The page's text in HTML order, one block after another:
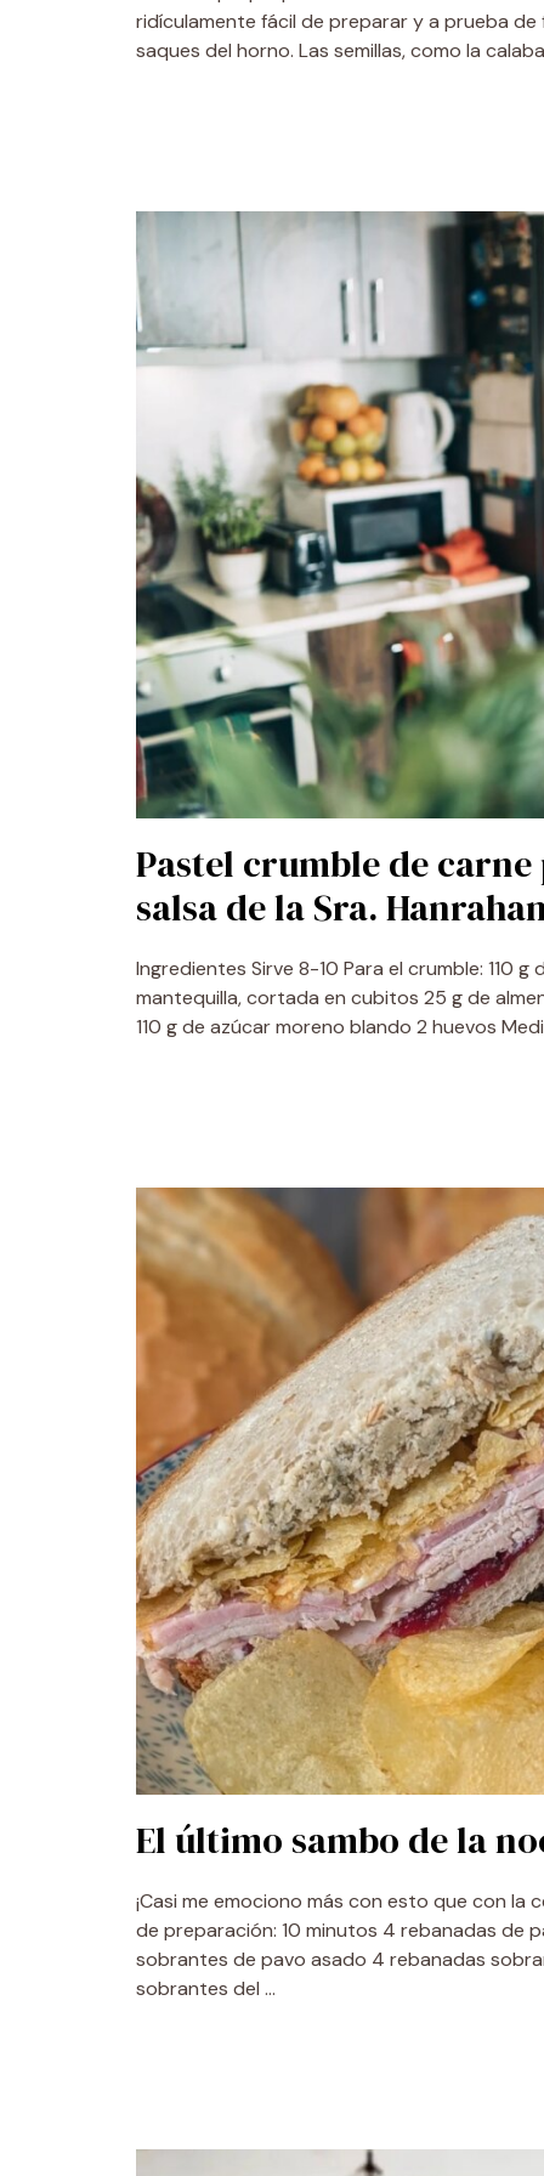
ridículamente fácil de preparar y a prueba
saques del horno. Las semillas, como la
Pastel crumble de
salsa de la Sra.
Ingredientes Sirve 8-10 Para el crumble: 110
mantequilla, cortada en cubitos 25 g de
110 g de azúcar moreno blando 2 huevos
El último sambo de la
¡Casi me emociono más con esto que con la
de preparación: 10 minutos 4 rebanadas de
sobrantes de pavo asado 4 rebanadas
sobrantes del …